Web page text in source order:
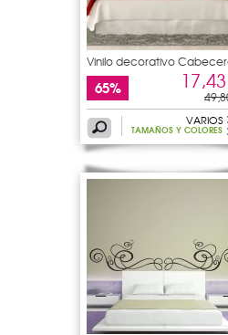
Vinilo decorativo
de
65%
VARIOS
TAMAÑOS Y COLORES